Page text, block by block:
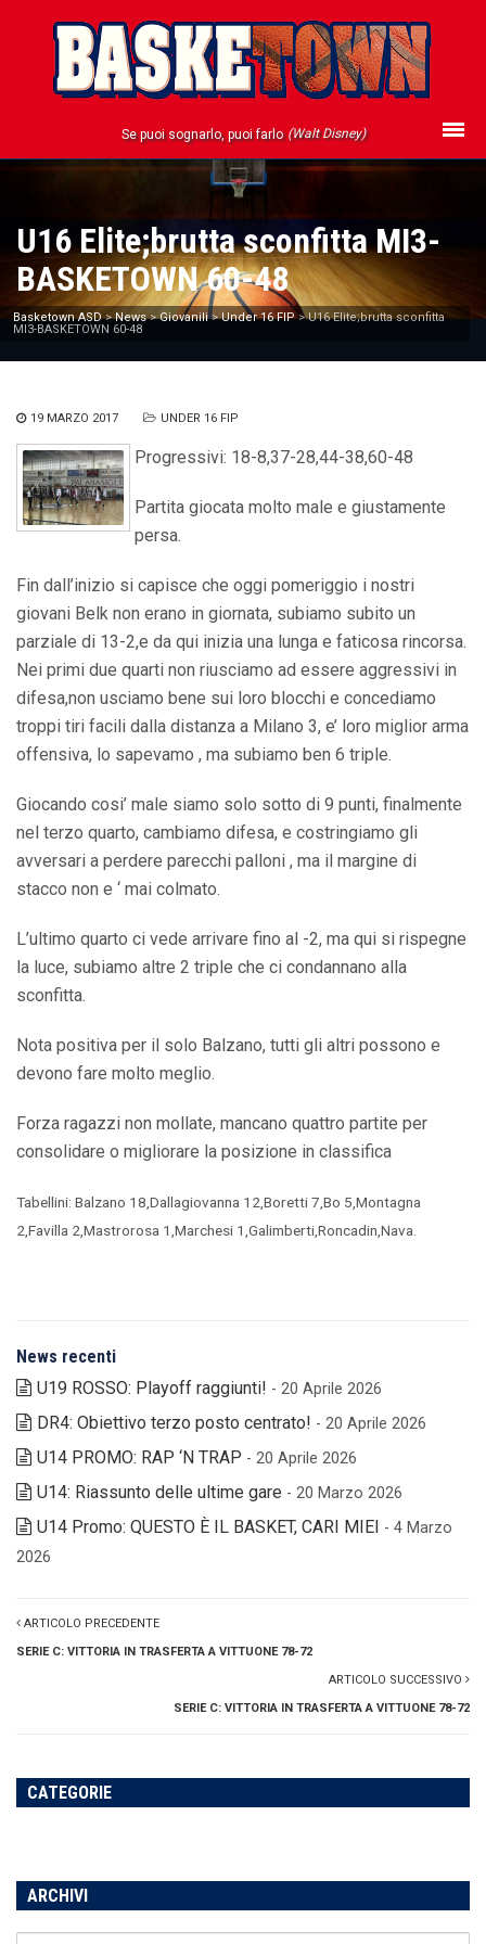
Se puoi sognarlo, puoi farlo (Walt Disney)
U16 Elite;brutta sconfitta MI3-
BASKETOWN 60-48
Basketown ASD>News>Giovanili>Under 16 FIP>U16 Elite;brutta sconfitta
MI3-BASKETOWN 60-48
19 MARZO 2017 UNDER 16 FIP
Progressivi: 18-8,37-28,44-38,60-48
Partita giocata molto male e giustamente
persa.
Fin dall’inizio si capisce che oggi pomeriggio i nostri
giovani Belk non erano in giornata, subiamo subito un
parziale di 13-2,e da qui inizia una lunga e faticosa rincorsa.
Nei primi due quarti non riusciamo ad essere aggressivi in
difesa,non usciamo bene sui loro blocchi e concediamo
troppi tiri facili dalla distanza a Milano 3, e’ loro miglior arma
offensiva, lo sapevamo , ma subiamo ben 6 triple.
Giocando cosi’ male siamo solo sotto di 9 punti, finalmente
nel terzo quarto, cambiamo difesa, e costringiamo gli
avversari a perdere parecchi palloni , ma il margine di
stacco non e ‘ mai colmato.
L’ultimo quarto ci vede arrivare fino al -2, ma qui si rispegne
la luce, subiamo altre 2 triple che ci condannano alla
sconfitta.
Nota positiva per il solo Balzano, tutti gli altri possono e
devono fare molto meglio.
Forza ragazzi non mollate, mancano quattro partite per
consolidare o migliorare la posizione in classifica
Tabellini: Balzano 18,Dallagiovanna 12,Boretti 7,Bo 5,Montagna
2,Favilla 2,Mastrorosa 1,Marchesi 1,Galimberti,Roncadin,Nava.
News recenti
U19 ROSSO: Playoff raggiunti! - 20 Aprile 2026
DR4: Obiettivo terzo posto centrato! - 20 Aprile 2026
U14 PROMO: RAP ‘N TRAP - 20 Aprile 2026
U14: Riassunto delle ultime gare - 20 Marzo 2026
U14 Promo: QUESTO È IL BASKET, CARI MIEI - 4 Marzo
2026
ARTICOLO PRECEDENTE
SERIE C: VITTORIA IN TRASFERTA A VITTUONE 78-72
ARTICOLO SUCCESSIVO
SERIE C: VITTORIA IN TRASFERTA A VITTUONE 78-72
CATEGORIE
ARCHIVI